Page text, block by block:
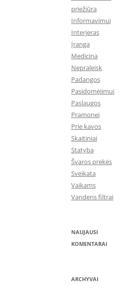
priežiūra
Informavimui
Interjeras
Įranga
Medicina
Nepraleisk
Padangos
Pasidomėjimui
Paslaugos
Pramonei
Prie kavos
Skaitiniai
Statyba
Švaros prekės
Sveikata
Vaikams
Vandens filtrai
NAUJAUSI
KOMENTARAI
ARCHYVAI